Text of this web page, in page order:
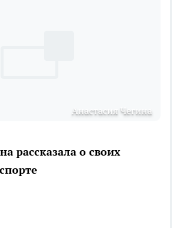
Анастасия Чегина
рассказала о своих